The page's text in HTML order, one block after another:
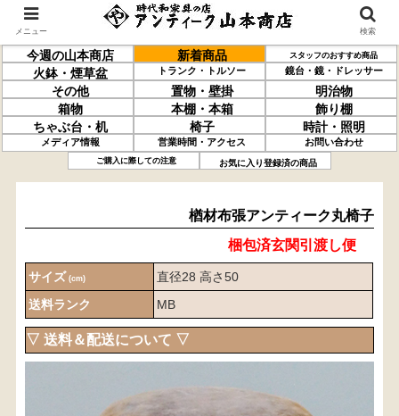
今週の山本商店 新着商品 スタッフのおすすめ商品
火鉢・煙草盆 トランク・トルソー 鏡台・鏡・ドレッサー
その他 置物・壁掛
明治物
箱物
本棚・本箱
飾り棚
ちゃぶ台・机
椅子 時計・照明
メディア情報 営業時間・アクセス お問い合わせ
ご購入に際しての注意 お気に入り登録済の商品
布張アンティーク丸椅子
楢材布張アンティーク丸椅子
梱包済玄関引渡し便
サイズ (cm)
直径28 高さ50
送料ランク
MB
▽ 送料＆配送について ▽
〈送料について〉
メニュー 検索